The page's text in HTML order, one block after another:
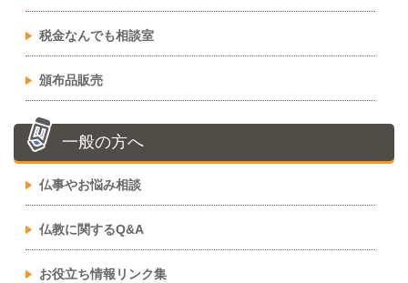
税金なんでも相談室
頒布品販売
一般の方へ
仏事やお悩み相談
仏教に関するQ&A
お役立ち情報リンク集